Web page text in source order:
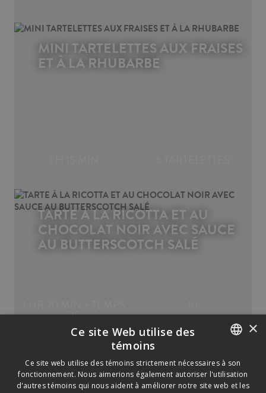
MINI TARTELETTES AUX FRAISES
ET À LA RHUBARBE
DE
REFROIDISSEMENT
TARTE À LA RICOTTA ET AU
CHOCOLAT NOIR AVEC SAUCE
AU BUTTERSCOTCH SALÉ
ENGLISH
FRENCH
×
Ce site Web utilise des
témoins
Ce site web utilise des témoins strictement nécessaires à son
fonctionnement. Nous aimerions également autoriser l'utilisation
d'autres témoins qui nous aident à améliorer notre site web et les